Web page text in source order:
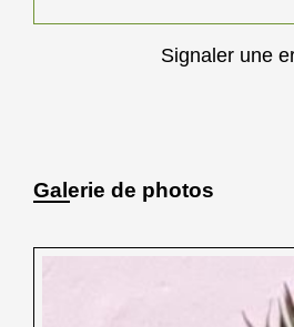
Signaler une
Galerie de photos